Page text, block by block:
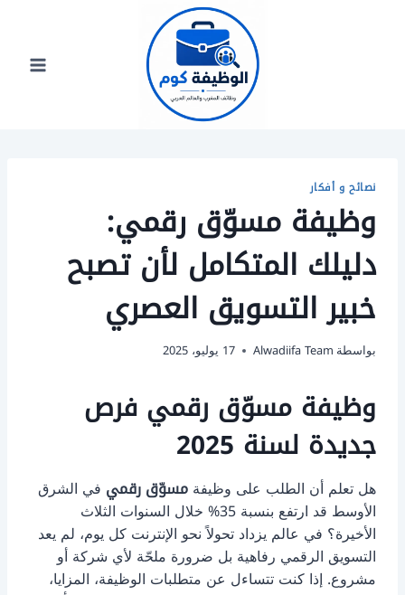
نصائح و أفكار
وظيفة مسوّق رقمي:
دليلك المتكامل لأن تصبح
خبير التسويق العصري
بواسطة Alwadiifa Team 17 يوليو، 2025
وظيفة مسوّق رقمي فرص
جديدة لسنة 2025
هل تعلم أن الطلب على وظيفةمسوّق رقمي في الشرق
الأوسط قد ارتفع بنسبة 35% خلال السنوات الثلاث
الأخيرة؟ في عالم يزداد تحولاً نحو الإنترنت كل يوم، لم يعد
التسويق الرقمي رفاهية بل ضرورة ملحّة لأي شركة أو
مشروع. إذا كنت تتساءل عن متطلبات الوظيفة، المزايا،